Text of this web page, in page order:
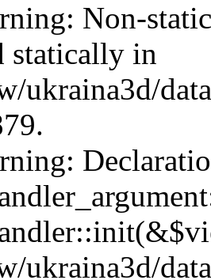
Non-
statically in
ukraina3d/
ukraina3d/